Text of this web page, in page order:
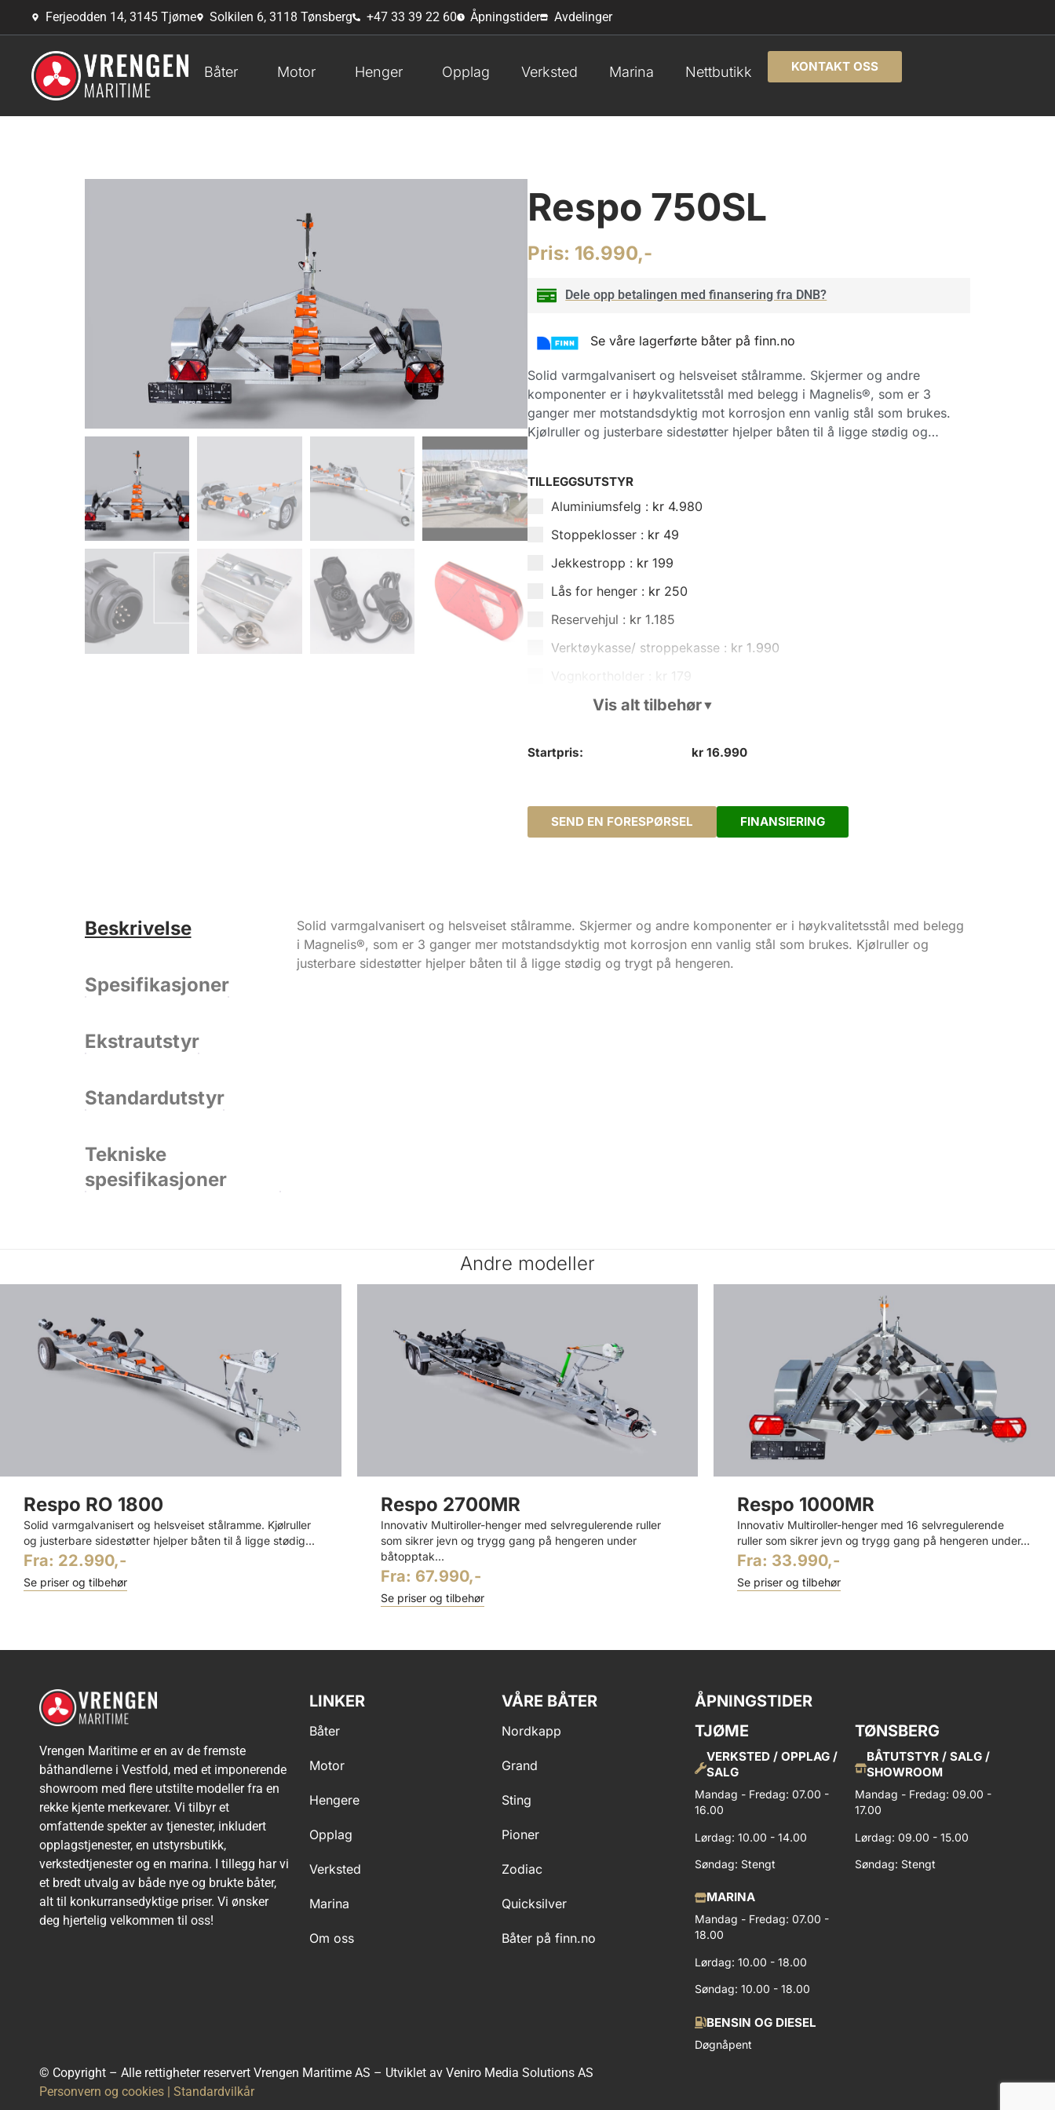
Ferjeodden 14, 3145 Tjøme Solkilen 6, 3118 Tønsberg +47 33 39 22 60 Åpningstider Avdelinger
Båter Motor Henger Opplag Verksted Marina Nettbutikk KONTAKT OSS
Respo 750SL
Pris: 16.990,-
Dele opp betalingen med finansering fra DNB?
Se våre lagerførte båter på finn.no
Solid varmgalvanisert og helsveiset stålramme. Skjermer og andre
komponenter er i høykvalitetsstål med belegg i Magnelis®, som er 3
ganger mer motstandsdyktig mot korrosjon enn vanlig stål som brukes.
Kjølruller og justerbare sidestøtter hjelper båten til å ligge stødig og…
TILLEGGSUTSTYR
Aluminiumsfelg : kr 4.980
Stoppeklosser : kr 49
Jekkestropp : kr 199
Lås for henger : kr 250
Reservehjul : kr 1.185
Verktøykasse/ stroppekasse : kr 1.990
Vognkortholder :
179
Vognkortholder stor :kr199
Vis alt tilbehør▼
Startpris: kr 16.990
SEND EN FORESPØRSEL FINANSIERING
Beskrivelse
Spesifikasjoner
Ekstrautstyr
Standardutstyr
Tekniske
spesifikasjoner
Solid varmgalvanisert og helsveiset stålramme. Skjermer og andre komponenter er i høykvalitetsstål med belegg
i Magnelis®, som er 3 ganger mer motstandsdyktig mot korrosjon enn vanlig stål som brukes. Kjølruller og
justerbare sidestøtter hjelper båten til å ligge stødig og trygt på hengeren.
Andre modeller
Respo RO 1800
Solid varmgalvanisert og helsveiset stålramme. Kjølruller
og justerbare sidestøtter hjelper båten til å ligge stødig...
Fra: 22.990,-
Se priser og tilbehør
Respo 2700MR
Innovativ Multiroller-henger med selvregulerende ruller
som sikrer jevn og trygg gang på hengeren under
båtopptak...
Fra: 67.990,-
Se priser og tilbehør
Respo 1000MR
Innovativ Multiroller-henger med 16 selvregulerende
ruller som sikrer jevn og trygg gang på hengeren under...
Fra: 33.990,-
Se priser og tilbehør
Vrengen Maritime er en av de fremste
båthandlerne i Vestfold, med et imponerende
showroom med flere utstilte modeller fra en
rekke kjente merkevarer. Vi tilbyr et
omfattende spekter av tjenester, inkludert
opplagstjenester, en utstyrsbutikk,
verkstedtjenester og en marina. I tillegg har vi
et bredt utvalg av både nye og brukte båter,
alt til konkurransedyktige priser. Vi ønsker
deg hjertelig velkommen til oss!
LINKER
Båter
Motor
Hengere
Opplag
Verksted
Marina
Om oss
VÅRE BÅTER
Nordkapp
Grand
Sting
Pioner
Zodiac
Quicksilver
Båter på finn.no
ÅPNINGSTIDER
TJØME
VERKSTED / OPPLAG /
SALG
Mandag - Fredag: 07.00 -
16.00
Lørdag: 10.00 - 14.00
Søndag: Stengt
MARINA
Mandag - Fredag: 07.00 -
18.00
Lørdag: 10.00 - 18.00
Søndag: 10.00 - 18.00
BENSIN OG DIESEL
Døgnåpent
TØNSBERG
BÅTUTSTYR / SALG /
SHOWROOM
Mandag - Fredag: 09.00 -
17.00
Lørdag: 09.00 - 15.00
Søndag: Stengt
© Copyright – Alle rettigheter reservert Vrengen Maritime AS – Utviklet av Veniro Media Solutions AS
Personvern og cookies | Standardvilkår